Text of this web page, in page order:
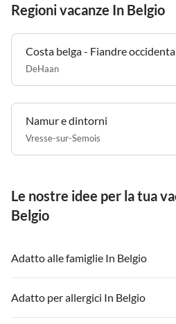
Regioni vacanze In Belgio
Costa belga - Fiandre
DeHaan
Namur e dintorni
Vresse-sur-Semois
Le nostre idee per la tua
Belgio
Adatto alle famiglie In Belgio
Adatto per allergici In Belgio